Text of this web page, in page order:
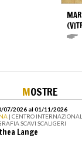
MOSTRE
07/2026 al 01/11/2026
| CENTRO
SCAVI SCALIGERI
Lange